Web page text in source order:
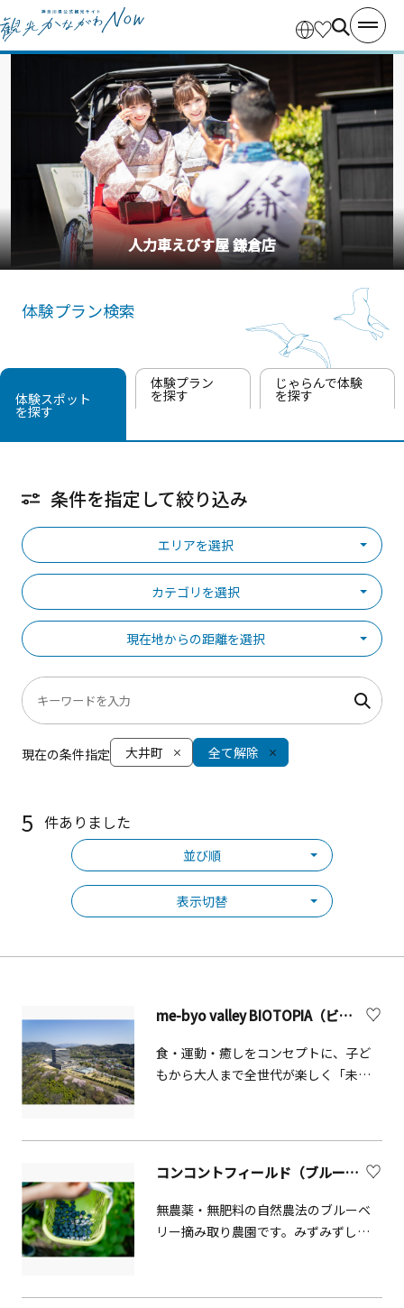
人力車えびす屋 鎌倉店
体験プラン検索
体験スポット
を探す
体験プラン
を探す
じゃらんで体験
を探す
条件を指定して絞り込み
エリアを選択
カテゴリを選択
現在地からの距離を選択
現在の条件指定 大井町 全て解除
5 件ありました
並び順
表示切替
me-byo valley BIOTOPIA（ビオトピア）【大井町】
食・運動・癒しをコンセプトに、子ど
もから大人まで全世代が楽しく「未病
の広大な敷地に、たくさんの種類の樹
木や草花、野鳥が生息しています。
瑞々しい竹林や銀杏並木を歩く森林セ
ラピー&reg;は、五感をゆるやかに開放
しながら自然に溶け込む癒しの体験。
コンコントフィールド（ブルーベリーガーデン旭）
無農薬・無肥料の自然農法のブルーベ
リー摘み取り農園です。みずみずしい
す。さらに園内にあるカフェでは地元